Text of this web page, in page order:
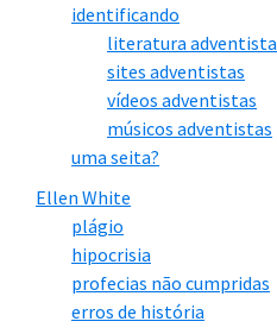
identificando
literatura adventista
sites adventistas
vídeos adventistas
músicos adventistas
uma seita?
Ellen White
plágio
hipocrisia
profecias não cumpridas
erros de história